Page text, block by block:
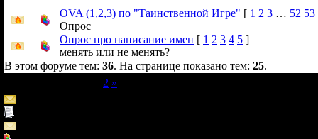
OVA (1,2,3) по "Таинственной Игре" [ 1 2 3 … 52 53
Опрос
Опрос про написание имен [ 1 2 3 4 5 ]
менять или не менять?
В этом форуме тем: 36. На странице показано тем: 25.
2 »